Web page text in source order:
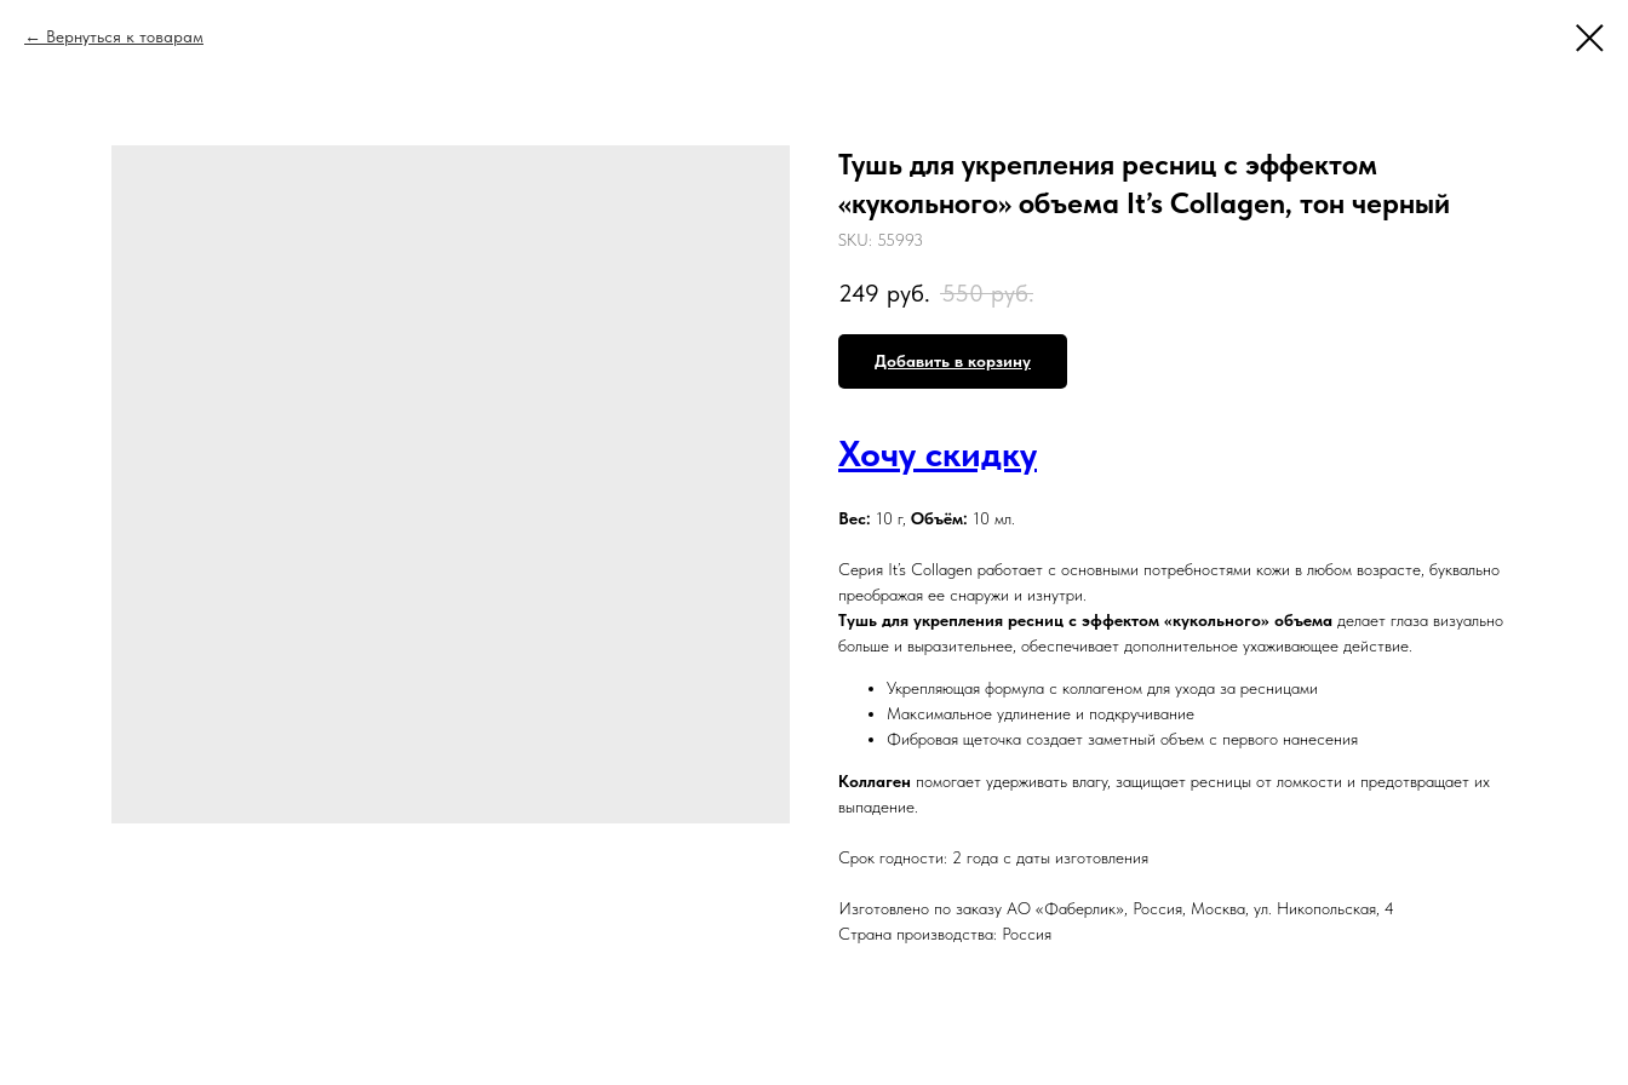
Вернуться к товарам
Тушь для укрепления ресниц с эффектом
«кукольного» объема It’s Collagen, тон черный
SKU: 55993
249 руб. 550 руб.
Добавить в корзину
Хочу скидку
Вес: 10 г, Объём: 10 мл.
Серия It’s Collagen работает с основными потребностями кожи в любом возрасте, буквально
преображая ее снаружи и изнутри.
Тушь для укрепления ресниц с эффектом «кукольного» объема делает глаза визуально
больше и выразительнее, обеспечивает дополнительное ухаживающее действие.
Укрепляющая формула с коллагеном для ухода за ресницами
Максимальное удлинение и подкручивание
Фибровая щеточка создает заметный объем с первого нанесения
Коллаген помогает удерживать влагу, защищает ресницы от ломкости и предотвращает их
выпадение.
Срок годности: 2 года с даты изготовления
Изготовлено по заказу АО «Фаберлик», Россия, Москва, ул. Никопольская, 4
Страна производства: Россия